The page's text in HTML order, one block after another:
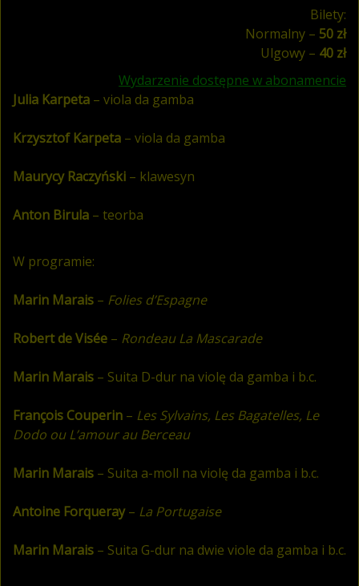
Bilety:
Normalny – 50 zł
Ulgowy – 40 zł
Wydarzenie dostępne w abonamencie
Julia Karpeta – viola da gamba
Krzysztof Karpeta – viola da gamba
Maurycy Raczyński – klawesyn
Anton Birula – teorba
W programie:
Marin Marais – Folies d’Espagne
Robert de Visée – Rondeau La Mascarade
Marin Marais – Suita D-dur na violę da gamba i b.c.
François Couperin – Les Sylvains, Les Bagatelles, Le
Dodo ou L’amour au Berceau
Marin Marais – Suita a-moll na violę da gamba i b.c.
Antoine Forqueray– La Portugaise
Marin Marais – Suita G-dur na dwie viole da gamba i b.c.